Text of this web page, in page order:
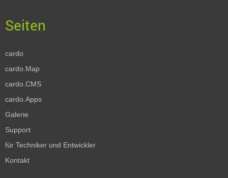
cardo
cardo.Map
cardo.CMS
cardo.Apps
Galerie
Support
für Techniker und Entwickler
Kontakt